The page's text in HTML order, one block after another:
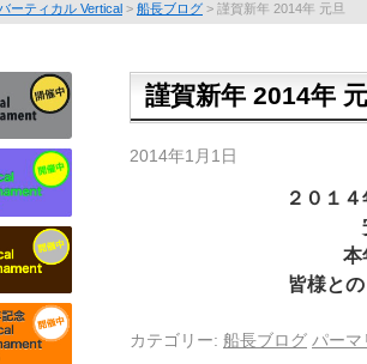
ーティカル Vertical > 船長ブログ > 謹賀新年 2014年 元旦
謹賀新年 2014年
2014年1月1日
２０１
本
皆様と
カテゴリー: 船長ブログ パーマ